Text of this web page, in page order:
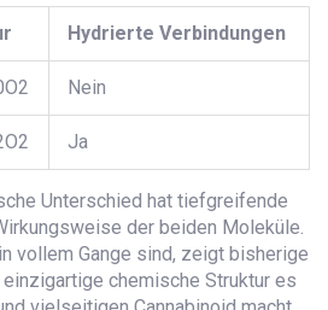
Hydrierte Verbindungen
Nein
Ja
Unterschied hat tiefgreifende
der beiden Moleküle.
vollem Gange sind, zeigt bisherige
chemische Struktur es